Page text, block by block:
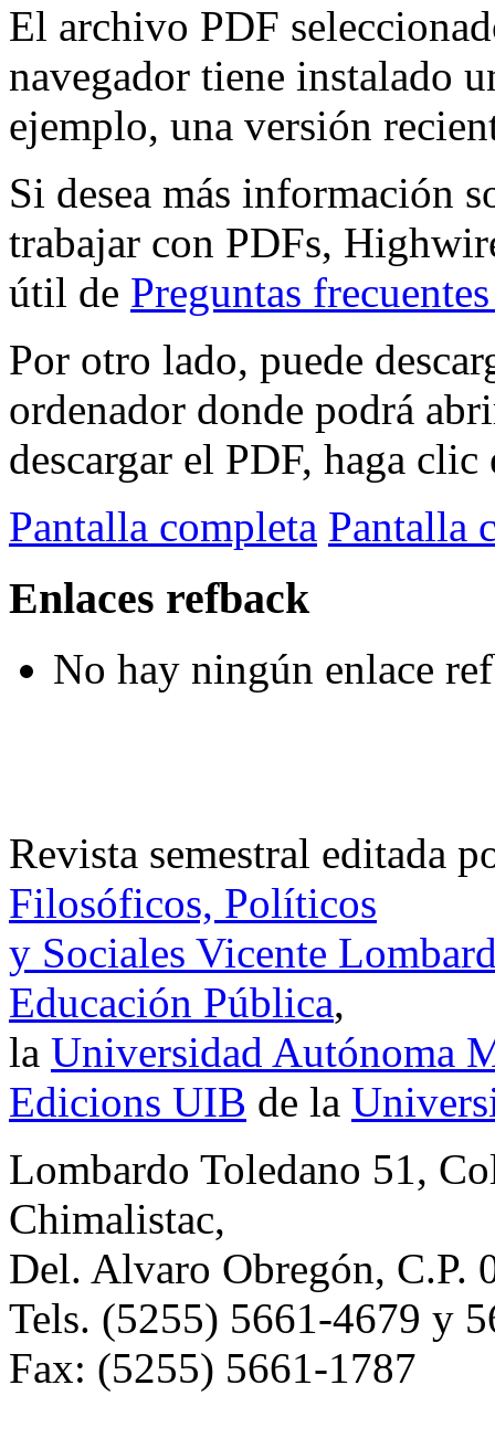
El archivo PDF
navegador tiene instalado
ejemplo, una versión
Si desea más información
trabajar con PDFs,
útil de Preguntas
Por otro lado, puede
ordenador donde podrá
descargar el PDF, haga
Pantalla completa Pantalla
Enlaces refback
No hay ningún enlace
Revista semestral editada
Filosóficos, Políticos
y Sociales Vicente
Educación Pública,
la Universidad Autónoma
Edicions UIB de la
Lombardo Toledano 51,
Chimalistac,
Del. Alvaro Obregón, C.P.
Tels. (5255) 5661-4679 y
Fax: (5255) 5661-1787